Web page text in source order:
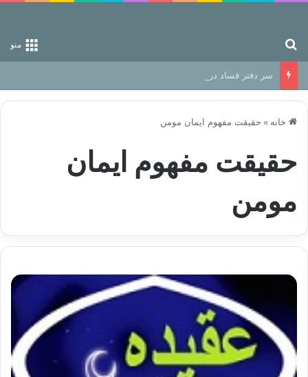
منو
سر دفتر فساد در زمین‌، دوری وکناره‌گیری از راه خداست‌!
خانه » حقیقت مفهوم ایمان مومن
حقیقت مفهوم ایمان
مومن